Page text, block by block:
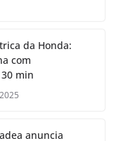
da Honda:
com
min
anuncia